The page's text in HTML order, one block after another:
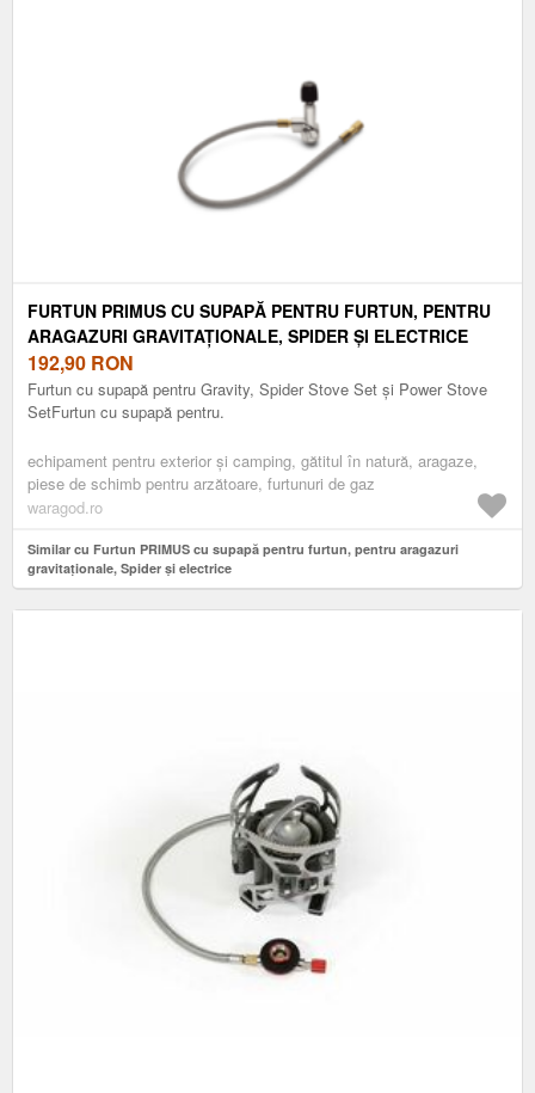
FURTUN PRIMUS CU SUPAPĂ PENTRU FURTUN, PENTRU
ARAGAZURI GRAVITAȚIONALE, SPIDER ȘI ELECTRICE
192,90 RON
Furtun cu supapă pentru Gravity, Spider Stove Set și Power Stove
SetFurtun cu supapă pentru.
echipament pentru exterior și camping, gătitul în natură, aragaze,
piese de schimb pentru arzătoare, furtunuri de gaz
waragod.ro
Similar cu Furtun PRIMUS cu supapă pentru furtun, pentru aragazuri
gravitaționale, Spider și electrice